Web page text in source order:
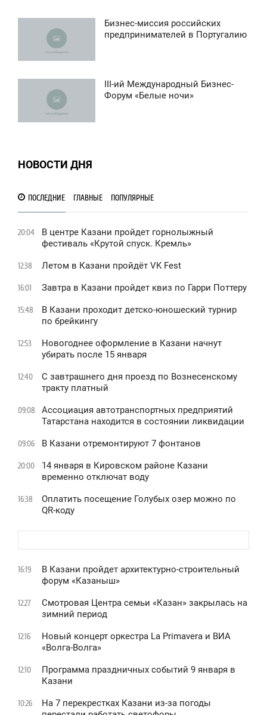
Бизнес-миссия российских
предпринимателей в Португалию
III-ий Международный Бизнес-
Форум «Белые ночи»
НОВОСТИ ДНЯ
ПОСЛЕДНИЕ ГЛАВНЫЕ ПОПУЛЯРНЫЕ
20:04
В центре Казани пройдет горнолыжный
фестиваль «Крутой спуск. Кремль»
12:38 Летом в Казани пройдёт VK Fest
16:01 Завтра в Казани пройдет квиз по Гарри Поттеру
15:48
В Казани проходит детско-юношеский турнир
по брейкингу
12:53
Новогоднее оформление в Казани начнут
убирать после 15 января
12:40
С завтрашнего дня проезд по Вознесенскому
тракту платный
09:08
Ассоциация автотранспортных предприятий
Татарстана находится в состоянии ликвидации
09:06 В Казани отремонтируют 7 фонтанов
20:00
14 января в Кировском районе Казани
временно отключат воду
16:38
Оплатить посещение Голубых озер можно по
QR-коду
16:19
В Казани пройдет архитектурно-строительный
форум «Казаныш»
12:27
Смотровая Центра семьи «Казан» закрылась на
зимний период
12:16
Новый концерт оркестра La Primavera и ВИА
«Волга-Волга»
12:10
Программа праздничных событий 9 января в
Казани
10:26
На 7 перекрестках Казани из-за погоды